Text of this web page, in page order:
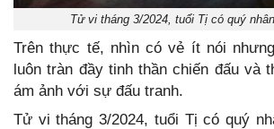
Tử vi tháng 3/2024, tuổi Tị có quý
Trên thực tế, nhìn có vẻ ít nói
luôn tràn đầy tinh thần chiến đấu và
ám ảnh với sự đấu tranh.
Tử vi tháng 3/2024, tuổi Tị có quý